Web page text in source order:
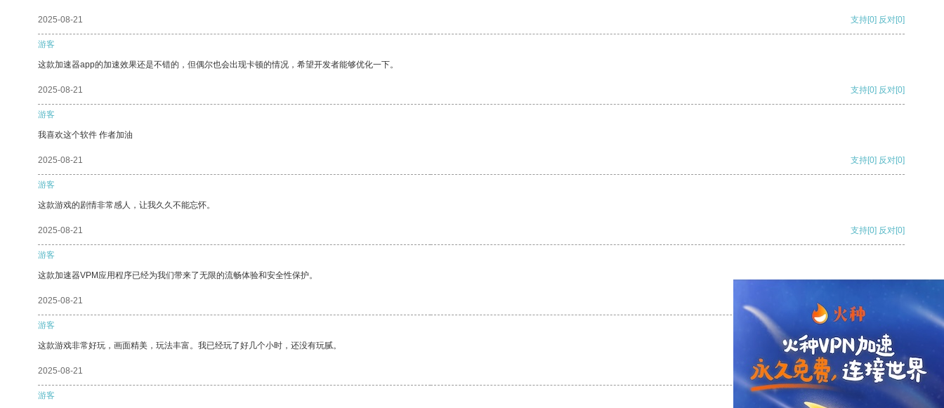
2025-08-21 支持[0] 反对[0]
游客
这款加速器app的加速效果还是不错的，但偶尔也会出现卡顿的情况，希望开发者能够优化一下。
2025-08-21 支持[0] 反对[0]
游客
我喜欢这个软件 作者加油
2025-08-21 支持[0] 反对[0]
游客
这款游戏的剧情非常感人，让我久久不能忘怀。
2025-08-21 支持[0] 反对[0]
游客
这款加速器VPM应用程序已经为我们带来了无限的流畅体验和安全性保护。
2025-08-21
游客
这款游戏非常好玩，画面精美，玩法丰富。我已经玩了好几个小时，还没有玩腻。
2025-08-21 支持 [0] 反对[0]
游客